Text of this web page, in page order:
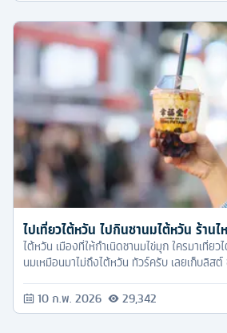
ไปเที่ยวไต้หวัน ไปกินชานมไต้หวัน ร้านไ
ไต้หวัน เมืองที่ให้กำเนิดชานมไข่มุก ใครมาเที่ยว
นมเหมือนมาไม่ถึงไต้หวัน ทัวร์ครับ เลยเก็บลิส
ระดับ Top 5 มาให้ ส่วนจะมีร้านไหนบ้างก็ตามเ
10 ก.พ. 2026 29,342